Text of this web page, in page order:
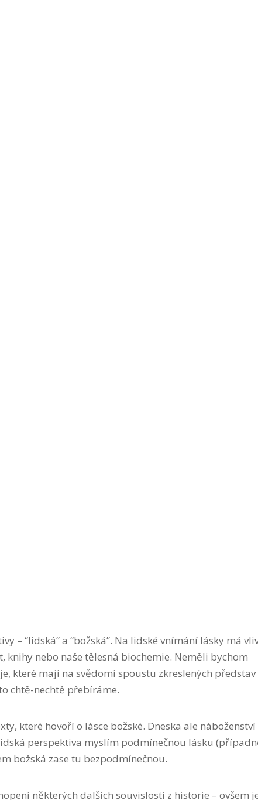
– “lidská” a “božská”. Na lidské vnímání lásky má
knihy nebo naše tělesná biochemie. Neměli bychom
které mají na svědomí spoustu zkreslených představ
chtě-nechtě přebíráme.
které hovoří o lásce božské. Dneska ale náboženství
perspektiva myslím podmínečnou lásku
božská zase tu bezpodmínečnou.
některých dalších souvislostí z historie – ovšem